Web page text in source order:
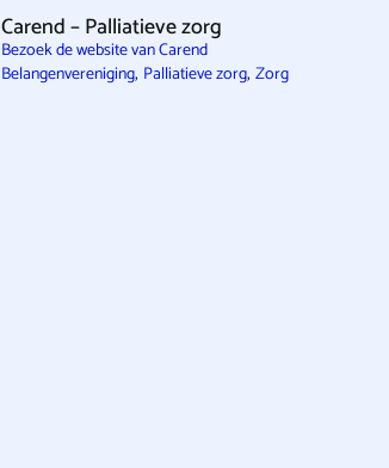
Carend – Palliatieve zorg
Bezoek de website van Carend
Belangenvereniging, Palliatieve zorg, Zorg